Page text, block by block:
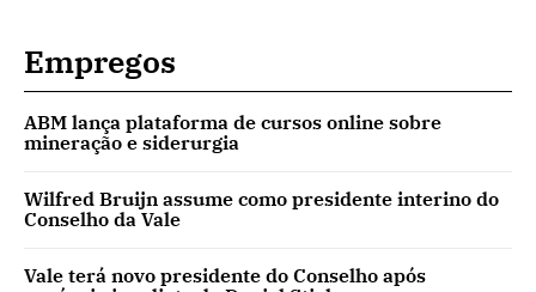
Empregos
ABM lança plataforma de cursos online sobre
mineração e siderurgia
Wilfred Bruijn assume como presidente interino do
Conselho da Vale
Vale terá novo presidente do Conselho após